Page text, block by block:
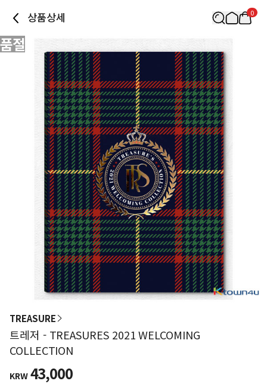
상품상세 0
품절
TREASURE
트레저 - TREASURES 2021 WELCOMING
COLLECTION
KRW 43,000